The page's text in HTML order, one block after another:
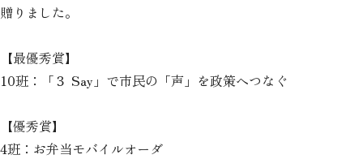
贈りました。
【最優秀賞】
10班：「３ Say」で市民の「声」を政策へつなぐ
【優秀賞】
4班：お弁当モバイルオーダ